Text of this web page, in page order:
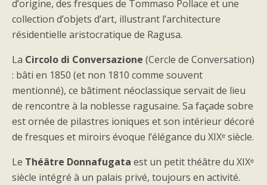
d’origine, des fresques de Tommaso Pollace et une
collection d’objets d’art, illustrant l’architecture
résidentielle aristocratique de Ragusa.
La Circolo di Conversazione (Cercle de Conversation)
: bâti en 1850 (et non 1810 comme souvent
mentionné), ce bâtiment néoclassique servait de lieu
de rencontre à la noblesse ragusaine. Sa façade sobre
est ornée de pilastres ioniques et son intérieur décoré
de fresques et miroirs évoque l’élégance du XIXᵉ siècle.
Le Théâtre Donnafugata est un petit théâtre du XIXᵉ
siècle intégré à un palais privé, toujours en activité.